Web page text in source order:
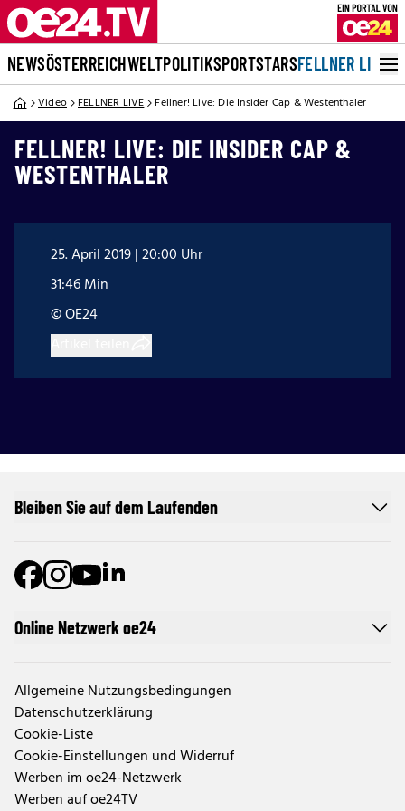
NEWSÖSTERREICHWELTPOLITIKSPORTSTARSFELLNER LIVE
Video FELLNER LIVE Fellner! Live: Die Insider Cap & Westenthaler
FELLNER! LIVE: DIE INSIDER CAP &
WESTENTHALER
25. April 2019 | 20:00 Uhr
31:46 Min
© OE24
Online Netzwerk oe24
Allgemeine Nutzungsbedingungen
Datenschutzerklärung
Cookie-Liste
Cookie-Einstellungen und Widerruf
Werben im oe24-Netzwerk
Werben auf oe24TV
Bleiben Sie auf dem Laufenden